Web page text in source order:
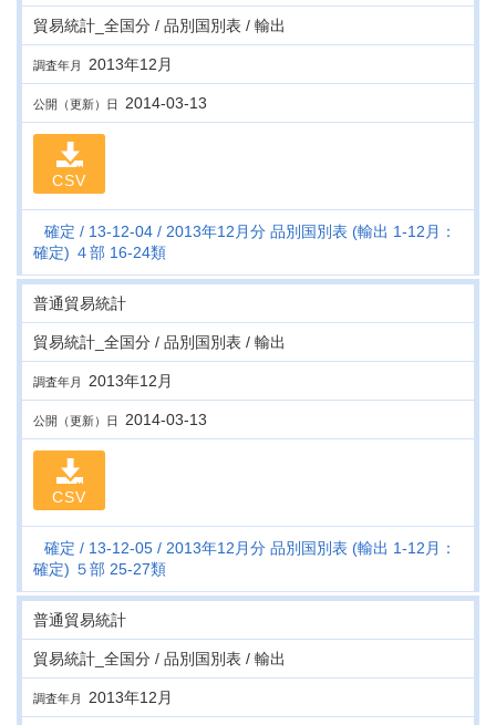
貿易統計_全国分 / 品別国別表 / 輸出
調査年月 2013年12月
公開（更新）日 2014-03-13
CSV
確定 13-12-04
2013年12月分 品別国別表 (輸出 1-12月：
確定) ４部 16-24類
普通貿易統計
貿易統計_全国分 / 品別国別表 / 輸出
調査年月 2013年12月
公開（更新）日 2014-03-13
CSV
確定 13-12-05
2013年12月分 品別国別表 (輸出 1-12月：
確定) ５部 25-27類
普通貿易統計
貿易統計_全国分 / 品別国別表 / 輸出
調査年月 2013年12月